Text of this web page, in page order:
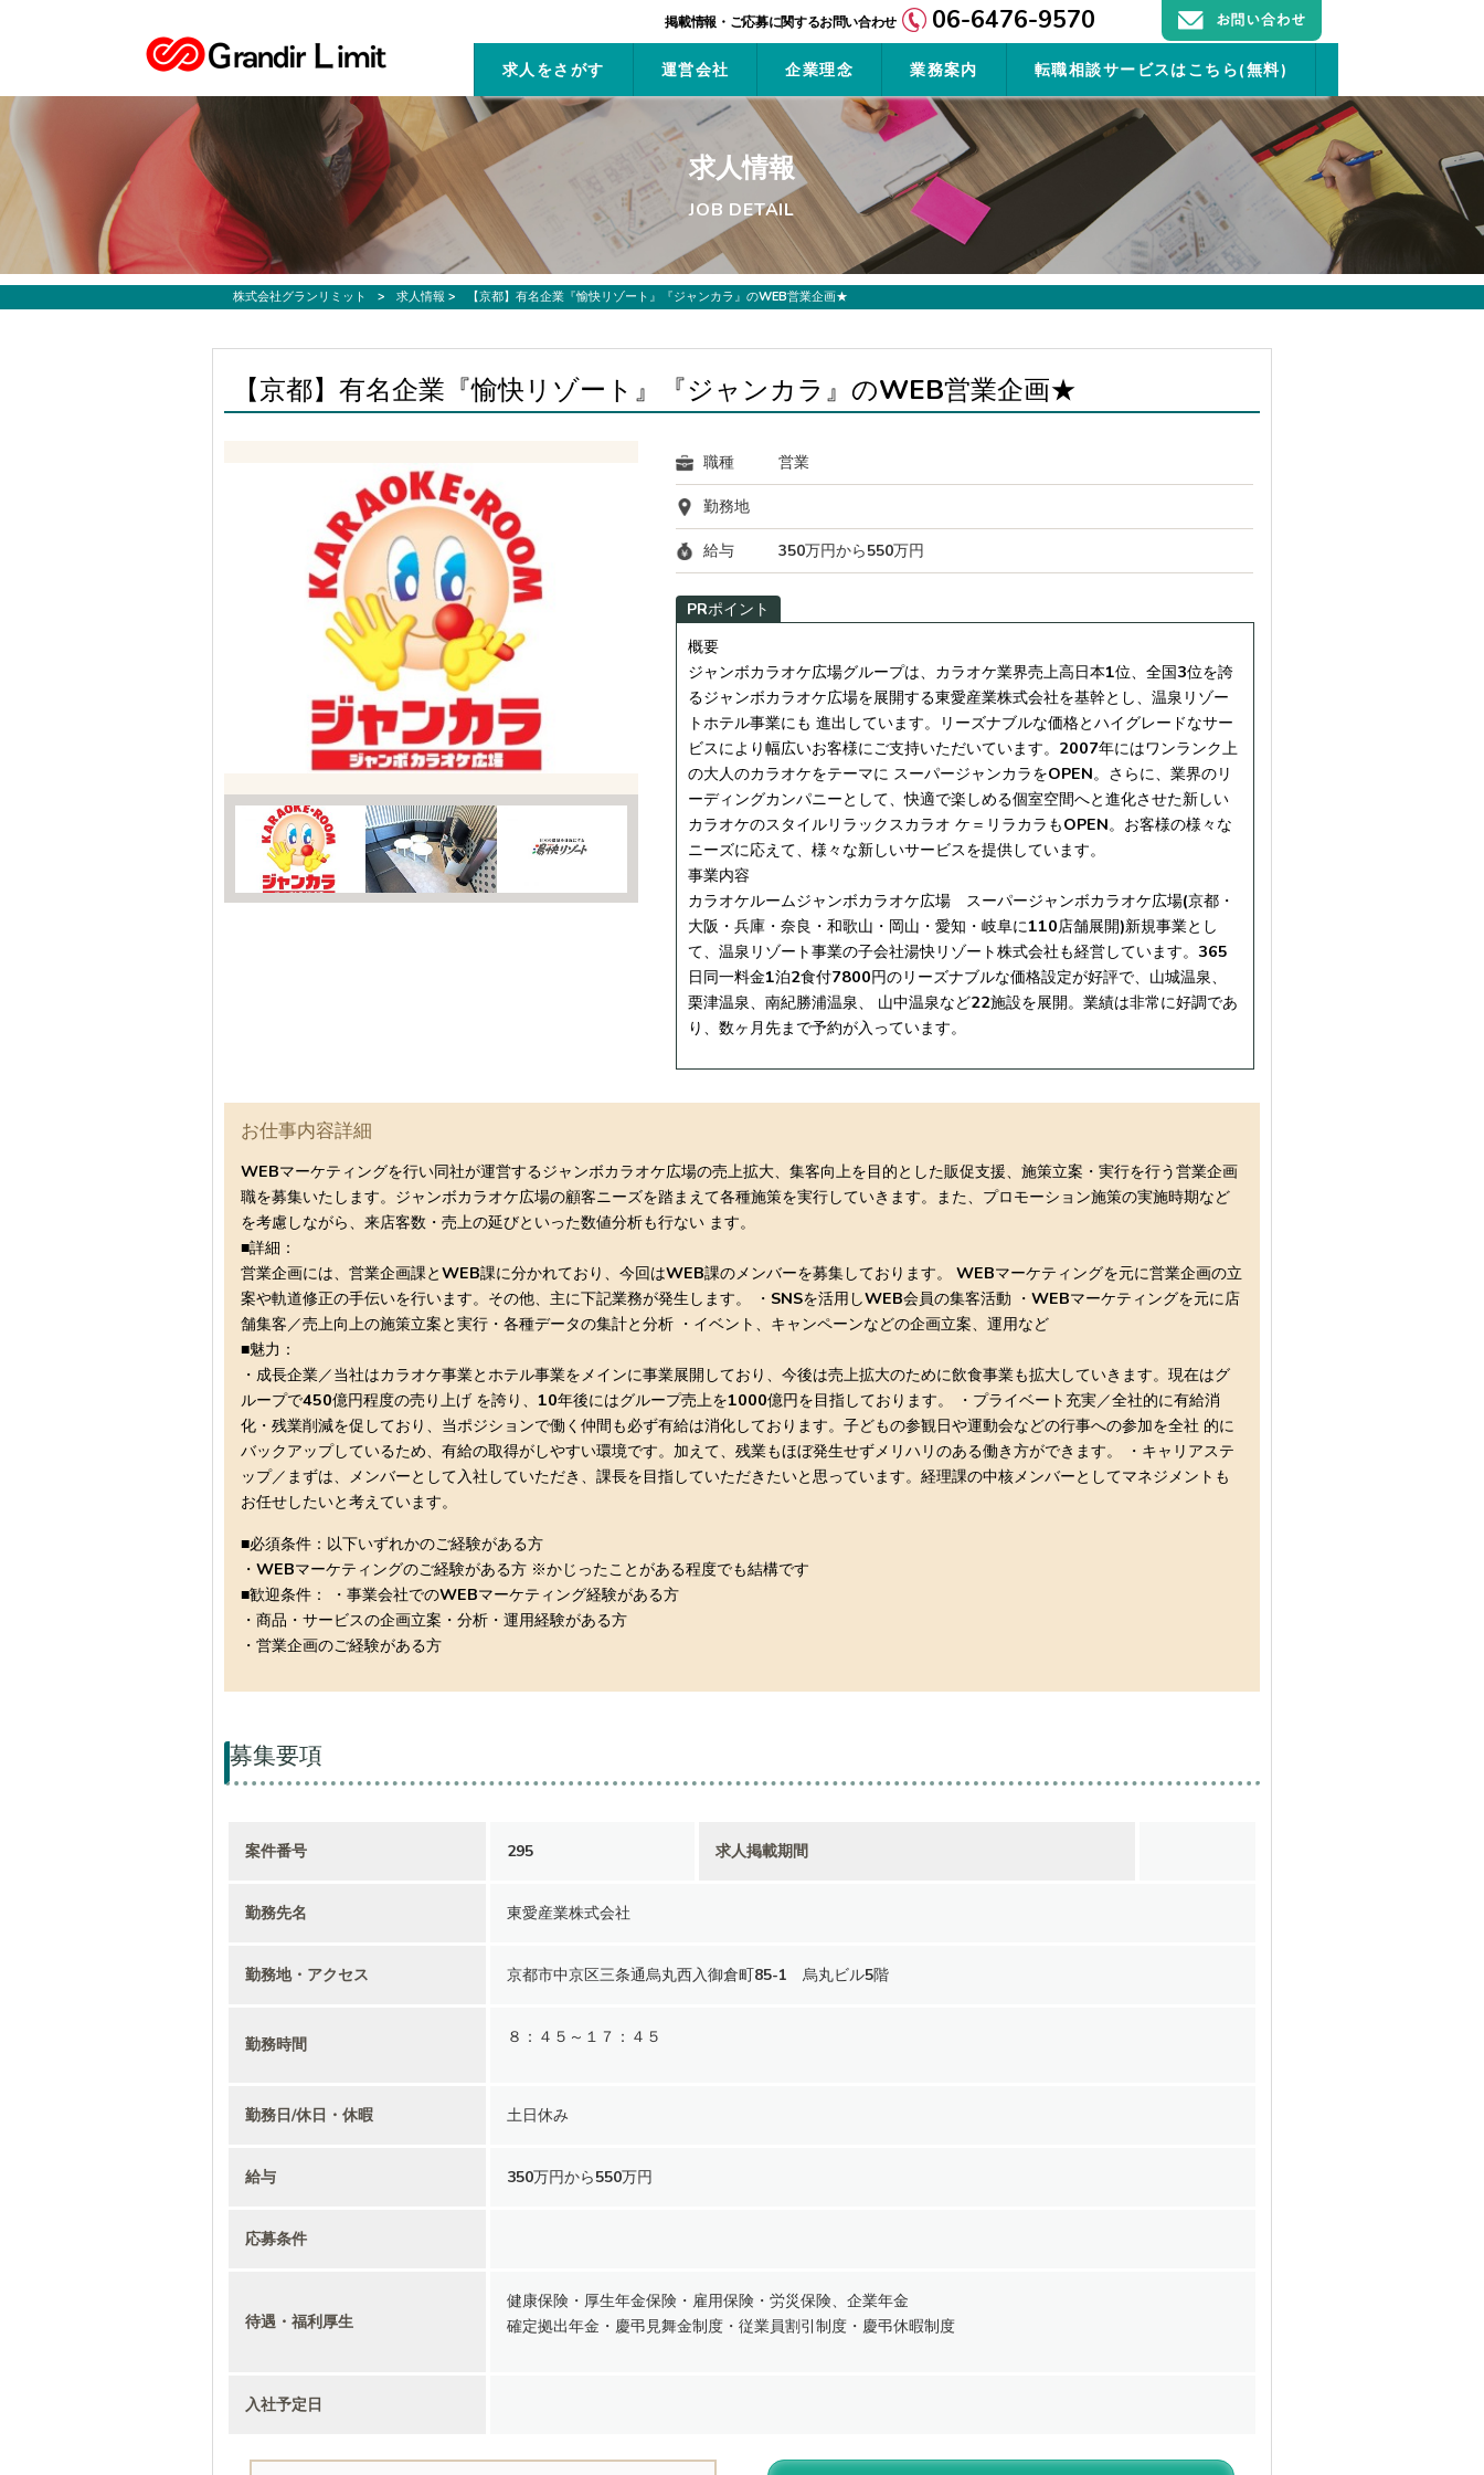
06-6476-9570
求人をさがす 運営会社 企業理念 業務案内 転職相談サービスはこちら(無料)
求人情報
JOB DETAIL
株式会社グランリミット > 求人情報 > 【京都】有名企業『愉快リゾート』『ジャンカラ』のWEB営業企画★
【京都】有名企業『愉快リゾート』『ジャンカラ』のWEB営業企画★
職種 営業
勤務地
給与 350万円から550万円
PRポイント
概要
ジャンボカラオケ広場グループは、カラオケ業界売上高日本1位、全国3位を誇
るジャンボカラオケ広場を展開する東愛産業株式会社を基幹とし、温泉リゾー
トホテル事業にも 進出しています。リーズナブルな価格とハイグレードなサー
ビスにより幅広いお客様にご支持いただいています。2007年にはワンランク上
の大人のカラオケをテーマに スーパージャンカラをOPEN。さらに、業界のリ
ーディングカンパニーとして、快適で楽しめる個室空間へと進化させた新しい
カラオケのスタイルリラックスカラオ ケ＝リラカラもOPEN。お客様の様々な
ニーズに応えて、様々な新しいサービスを提供しています。
事業内容
カラオケルームジャンボカラオケ広場 スーパージャンボカラオケ広場(京都・
大阪・兵庫・奈良・和歌山・岡山・愛知・岐阜に110店舗展開)新規事業とし
て、温泉リゾート事業の子会社湯快リゾート株式会社も経営しています。365
日同一料金1泊2食付7800円のリーズナブルな価格設定が好評で、山城温泉、
栗津温泉、南紀勝浦温泉、 山中温泉など22施設を展開。業績は非常に好調であ
り、数ヶ月先まで予約が入っています。
お仕事内容詳細
WEBマーケティングを行い同社が運営するジャンボカラオケ広場の売上拡大、集客向上を目的とした販促支援、施策立案・実行を行う営業企画
職を募集いたします。ジャンボカラオケ広場の顧客ニーズを踏まえて各種施策を実行していきます。また、プロモーション施策の実施時期など
を考慮しながら、来店客数・売上の延びといった数値分析も行ない ます。
■詳細：
営業企画には、営業企画課とWEB課に分かれており、今回はWEB課のメンバーを募集しております。 WEBマーケティングを元に営業企画の立
案や軌道修正の手伝いを行います。その他、主に下記業務が発生します。 ・SNSを活用しWEB会員の集客活動 ・WEBマーケティングを元に店
舗集客／売上向上の施策立案と実行・各種データの集計と分析 ・イベント、キャンペーンなどの企画立案、運用など
■魅力：
・成長企業／当社はカラオケ事業とホテル事業をメインに事業展開しており、今後は売上拡大のために飲食事業も拡大していきます。現在はグ
ループで450億円程度の売り上げ を誇り、10年後にはグループ売上を1000億円を目指しております。 ・プライベート充実／全社的に有給消
化・残業削減を促しており、当ポジションで働く仲間も必ず有給は消化しております。子どもの参観日や運動会などの行事への参加を全社 的に
バックアップしているため、有給の取得がしやすい環境です。加えて、残業もほぼ発生せずメリハリのある働き方ができます。 ・キャリアステ
ップ／まずは、メンバーとして入社していただき、課長を目指していただきたいと思っています。経理課の中核メンバーとしてマネジメントも
お任せしたいと考えています。
■必須条件：以下いずれかのご経験がある方
・WEBマーケティングのご経験がある方 ※かじったことがある程度でも結構です
■歓迎条件： ・事業会社でのWEBマーケティング経験がある方
・商品・サービスの企画立案・分析・運用経験がある方
・営業企画のご経験がある方
募集要項
案件番号 295 求人掲載期間
勤務先名 東愛産業株式会社
勤務地・アクセス 京都市中京区三条通烏丸西入御倉町85-1 烏丸ビル5階
勤務時間 ８：４５～１７：４５
勤務日/休日・休暇 土日休み
給与 350万円から550万円
応募条件
待遇・福利厚生
健康保険・厚生年金保険・雇用保険・労災保険、企業年金
確定拠出年金・慶弔見舞金制度・従業員割引制度・慶弔休暇制度
入社予定日